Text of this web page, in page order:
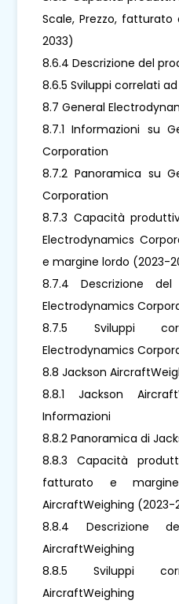
Scale, Prezzo,
2033)
8.6.4 Descrizione del
8.6.5 Sviluppi correlati
8.7 General
8.7.1 Informazioni su
Corporation
8.7.2 Panoramica su
Corporation
8.7.3 Capacità
Electrodynamics
e margine lordo (2023-
8.7.4 Descrizione
Electrodynamics
8.7.5 Sviluppi
Electrodynamics
8.8 Jackson
8.8.1 Jackson
Informazioni
8.8.2 Panoramica di
8.8.3 Capacità
fatturato e
AircraftWeighing (2023-
8.8.4 Descrizione
AircraftWeighing
8.8.5 Sviluppi
AircraftWeighing